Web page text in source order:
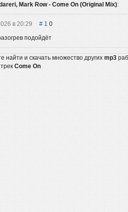
Mark Row - Come On (Original Mix):
в 20:29 1 0
подойдёт
найти и скачать множество других mp3
Come On